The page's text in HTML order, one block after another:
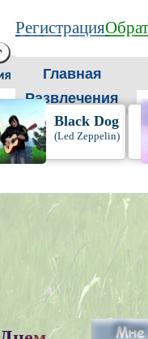
Регистрация
Главная
Развлечения
Black Dog
(Led Zeppelin)